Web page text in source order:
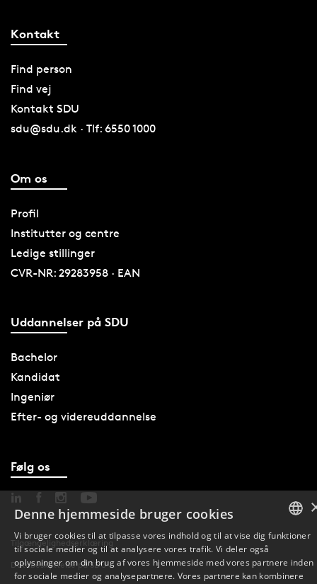
Kontakt
Find person
Find vej
Kontakt SDU
sdu@sdu.dk · Tlf: 6550 1000
Om os
Profil
Institutter og centre
Ledige stillinger
CVR-NR: 29283958 · EAN
Uddannelser på SDU
Bachelor
Kandidat
Ingeniør
Efter- og videreuddannelse
Følg os
Tilgængelighedserklæring
Databeskyttelse på SDU
ENGLISH
Denne hjemmeside bruger cookies
Vi bruger cookies til at tilpasse vores indhold og til at vise dig funktioner
til sociale medier og til at analysere vores trafik. Vi deler også
oplysninger om din brug af vores hjemmeside med vores partnere inden
for sociale medier og analysepartnere. Vores partnere kan kombinere